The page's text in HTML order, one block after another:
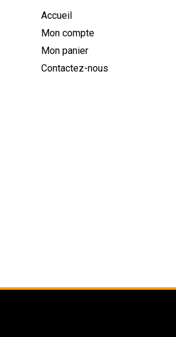
Accueil
Mon compte
Mon panier
Contactez-nous